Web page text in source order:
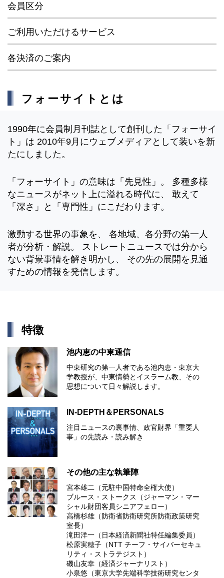
会員区分
ご利用いただけるサービス
各決済のご案内
フォーサイトとは
1990年に会員制月刊誌として創刊した「フォーサイ
ト」は 2010年9月にウェブメディアとして装いを新
たにしました。
「フォーサイト」の意味は「先見性」。 多種多様
なニュースがネット上に溢れる時代に、 敢えて
「深さ」と「専門性」にこだわります。
激動する世界の事象を、 各地域、各分野の第一人
者が分析・解説。 ストレートニュースでは分から
ない背景事情を解き明かし、 その先の展開を見通
すための情報を発信します。
特徴
池内恵の中東通信
中東研究の第⼀⼈者である池内恵・東京⼤
学教授が、中東情勢とイスラーム教、その
思想について⽇々解説します。
IN-DEPTH＆PERSONALS
注目ニュースの裏事情、政官財界「重要人
事」の先読み・読み解き
その他の主な執筆陣
宮本雄二（元駐中国特命全権大使）
ブルース・ストークス（ジャーマン・マー
シャル財団客員シニアフェロー）
高橋杉雄（防衛省防衛研究所防衛政策研究
室長）
滝田洋一（日本経済新聞社特任編集委員）
松原実穂子（NTT チーフ・サイバーセキュ
リティ・ストラテジスト）
磯山友幸（経済ジャーナリスト）
小泉悠（東京大学先端科学技術研究センタ